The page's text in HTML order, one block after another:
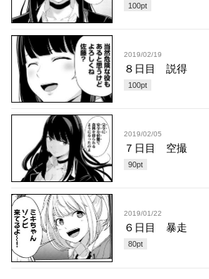
100pt
2019/02/19
８日目 説得
100pt
2019/02/05
７日目 空撮
90pt
2019/01/22
６日目 暴走
80pt